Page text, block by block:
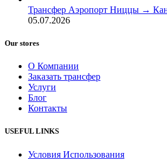
Трансфер Аэропорт Ниццы →
05.07.2026
Our stores
О Компании
Заказать трансфер
Услуги
Блог
Контакты
USEFUL LINKS
Условия Использования